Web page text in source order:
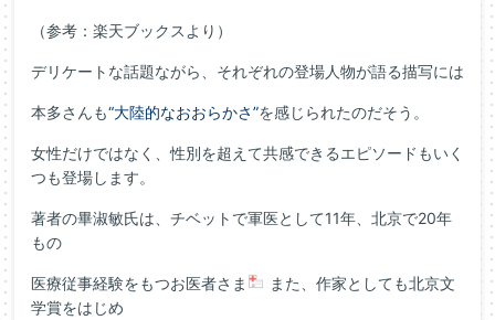
（参考：楽天ブックスより）
デリケートな話題ながら、それぞれの登場人物が語る描写には
本多さんも“大陸的なおおらかさ”を感じられたのだそう。
女性だけではなく、性別を超えて共感できるエピソードもいく
つも登場します。
著者の畢淑敏氏は、チベットで軍医として11年、北京で20年
もの
医療従事経験をもつお医者さま
また、作家としても北京文
学賞をはじめ